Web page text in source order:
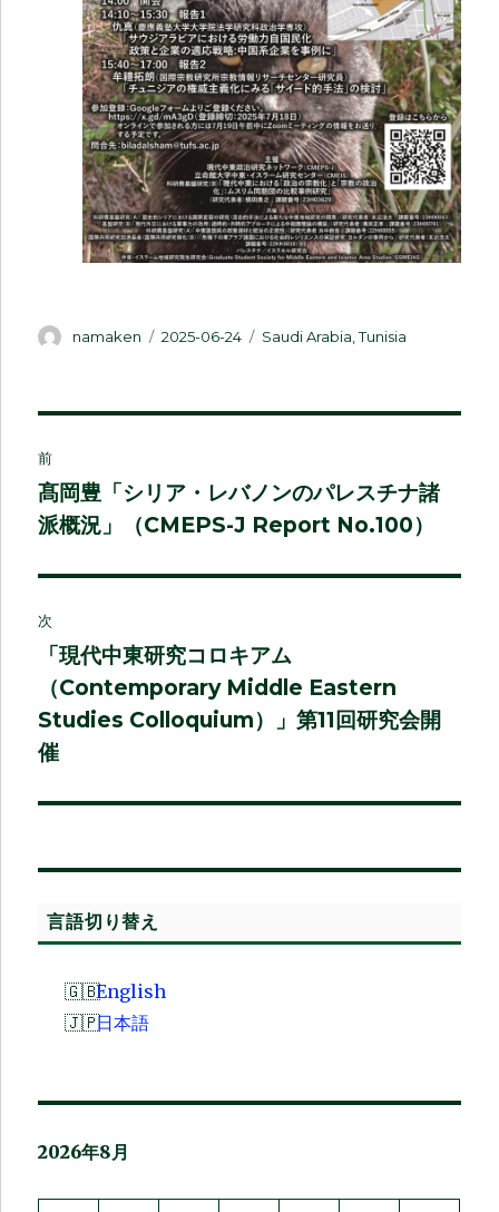
投
namaken
投
2025-06-24
カ
Saudi Arabia ,Tunisia
稿
ナ
ビ
ゲ
ー
シ
ョ
ン
前
前
の
稿:
髙岡豊「シリア・レバノンのパレスチナ諸
派概況」（CMEPS-J Report No.100）
次
次
の
投
稿:
「現代中東研究コロキアム
（Contemporary Middle Eastern
Studies Colloquium）」第11回研究会開
催
言語切り替え
English
日本語
2026年8月